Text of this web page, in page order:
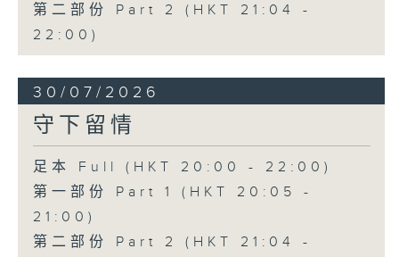
第二部份 Part 2 (HKT 21:04 -
22:00)
30/07/2026
守下留情
足本 Full (HKT 20:00 - 22:00)
第一部份 Part 1 (HKT 20:05 -
21:00)
第二部份 Part 2 (HKT 21:04 -